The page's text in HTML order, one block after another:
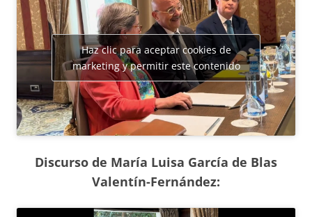
Haz clic para aceptar cookies de
marketing y permitir este contenido
Discurso de María Luisa García de Blas
Valentín-Fernández: